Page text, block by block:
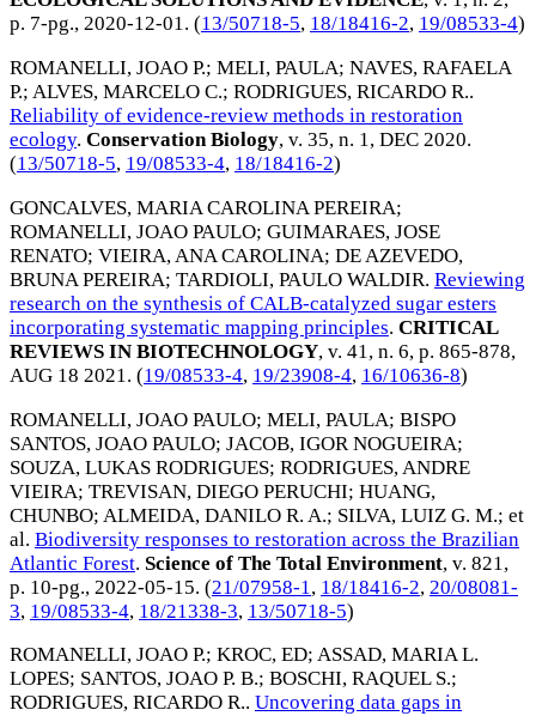
p. 7-pg., 2020-12-01. (13/50718-5, 18/18416-2, 19/08533-4)
ROMANELLI, JOAO P.; MELI, PAULA; NAVES, RAFAELA
P.; ALVES, MARCELO C.; RODRIGUES, RICARDO R..
Reliability of evidence-review methods in restoration
ecology. Conservation Biology, v. 35, n. 1, DEC 2020.
(13/50718-5, 19/08533-4, 18/18416-2)
GONCALVES, MARIA CAROLINA PEREIRA;
ROMANELLI, JOAO PAULO; GUIMARAES, JOSE
RENATO; VIEIRA, ANA CAROLINA; DE AZEVEDO,
BRUNA PEREIRA; TARDIOLI, PAULO WALDIR. Reviewing
research on the synthesis of CALB-catalyzed sugar esters
incorporating systematic mapping principles. CRITICAL
REVIEWS IN BIOTECHNOLOGY, v. 41, n. 6, p. 865-878,
AUG 18 2021 . (19/08533-4, 19/23908-4, 16/10636-8)
ROMANELLI, JOAO PAULO; MELI, PAULA; BISPO
SANTOS, JOAO PAULO; JACOB, IGOR NOGUEIRA;
SOUZA, LUKAS RODRIGUES; RODRIGUES, ANDRE
VIEIRA; TREVISAN, DIEGO PERUCHI; HUANG,
CHUNBO; ALMEIDA, DANILO R. A.; SILVA, LUIZ G. M.; et
al. Biodiversity responses to restoration across the Brazilian
Atlantic Forest. Science of The Total Environment, v. 821,
p. 10-pg., 2022-05-15. (21/07958-1 , 18/18416-2, 20/08081-
3, 19/08533-4, 18/21338-3, 13/50718-5)
ROMANELLI, JOAO P.; KROC, ED; ASSAD, MARIA L.
LOPES; SANTOS, JOAO P. B.; BOSCHI, RAQUEL S.;
RODRIGUES, RICARDO R.. Uncovering data gaps in